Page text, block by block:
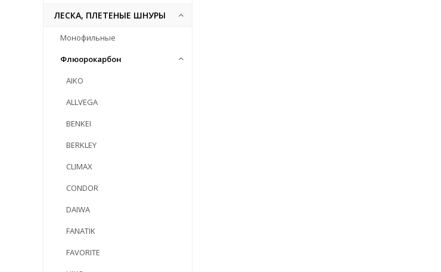
ЛЕСКА, ПЛЕТЕНЫЕ ШНУРЫ
Монофильные
Флюорокарбон
AIKO
ALLVEGA
BENKEI
BERKLEY
CLIMAX
CONDOR
DAIWA
FANATIK
FAVORITE